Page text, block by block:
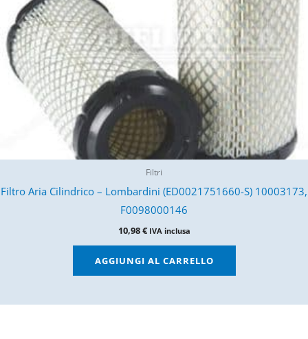
Filtri
Filtro Aria Cilindrico – Lombardini (ED0021751660-S) 10003173,
F0098000146
10,98€ IVA inclusa
AGGIUNGI AL CARRELLO